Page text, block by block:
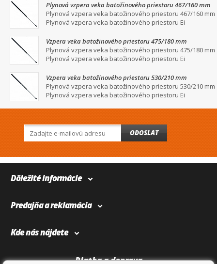
Plynová vzpera veka batožinového priestoru 467/160 mm
Plynová vzpera veka batožinového priestoru 467/160 mm
Plynová vzpera veka batožinového priestoru Ei
Vzpera veka batožinového priestoru 475/180 mm
Plynová vzpera veka batožinového priestoru 475/180 mm
Plynová vzpera veka batožinového priestoru Ei
Vzpera veka batožinového priestoru 530/210 mm
Plynová vzpera veka batožinového priestoru 530/210 mm
Plynová vzpera veka batožinového priestoru Ei
ODOSLAT
Dôležité informácie
Predajňa a reklamácia
Kde nás nájdete
Platba a doprava